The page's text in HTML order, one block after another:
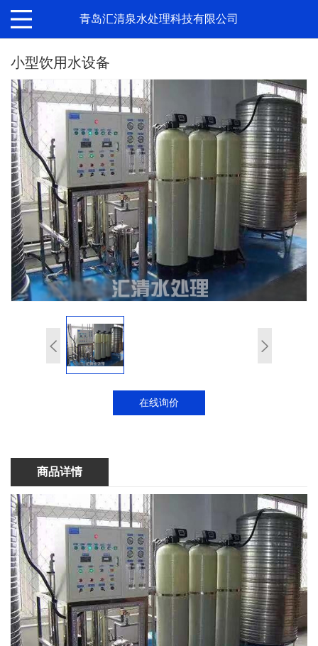
青岛汇清泉水处理科技有限公司
小型饮用水设备
在线询价
商品详情